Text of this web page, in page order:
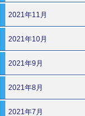
2021年11月
2021年10月
2021年9月
2021年8月
2021年7月